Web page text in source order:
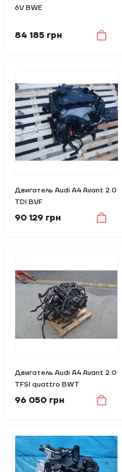
6V BWE
84 185 грн
Двигатель Audi A4 Avant 2.0
TDI BVF
90 129 грн
Двигатель Audi A4 Avant 2.0
TFSI quattro BWT
96 050 грн